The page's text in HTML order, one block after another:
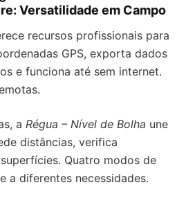
Versatilidade em Campo
recursos profissionais para
GPS, exporta dados
e funciona até sem internet.
a Régua – Nível de Bolha une
distâncias, verifica
Quatro modos de
a diferentes necessidades.